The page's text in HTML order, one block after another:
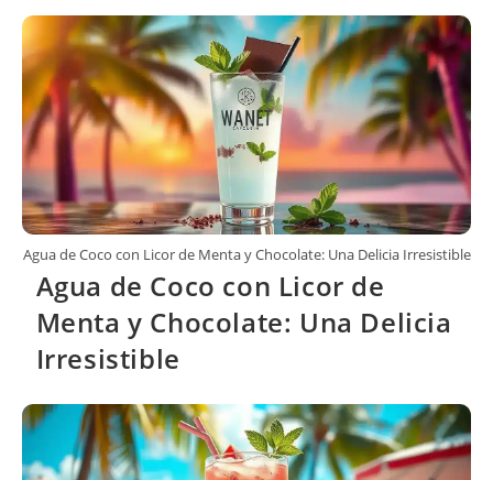
Agua de Coco con Licor de Menta y Chocolate: Una Delicia Irresistible
Agua de Coco con Licor de
Menta y Chocolate: Una Delicia
Irresistible